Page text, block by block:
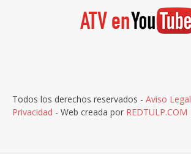
Todos los derechos reservados - Aviso Legal
Privacidad - Web creada por REDTULP.COM